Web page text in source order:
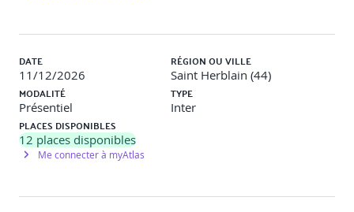
Modalités d'évaluationLe formateur évalue la
formation au moyen de QCM, mises en situation, travaux
pratiques… Le participant complète également un test de
positionnement en amont et en aval pour valider les
compétences acquises.
Programme de la formation
DATE
11/12/2026
RÉGION OU VILLE
Saint Herblain (44)
MODALITÉ
Présentiel
TYPE
Inter
PLACES DISPONIBLES
12 places disponibles
Me connecter à myAtlas